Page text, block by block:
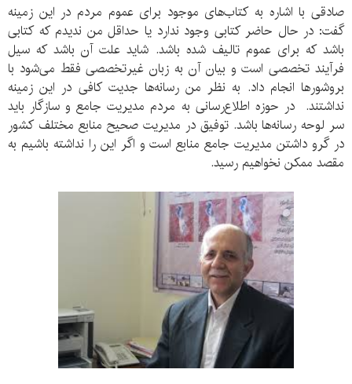
صادقی با اشاره به کتاب‌های موجود برای عموم مردم در این زمینه
گفت: در حال حاضر کتابی وجود ندارد یا حداقل من ندیدم که کتابی
باشد که برای عموم تالیف شده باشد. شاید علت آن باشد که سیل
فرآیند تخصصی است و بیان آن به زبان غیرتخصصی فقط می‌شود با
بروشورها انجام داد. به نظر من رسانه‌ها جدیت کافی در این زمینه
نداشتند. در حوزه اطلاع‌رسانی به مردم مدیریت جامع و سازگار باید
سر لوحه رسانه‌ها باشد. توفیق در مدیریت صحیح منابع مختلف کشور
در گرو داشتن مدیریت جامع منابع است و اگر این را نداشته باشیم به
مقصد ممکن نخواهیم رسید.